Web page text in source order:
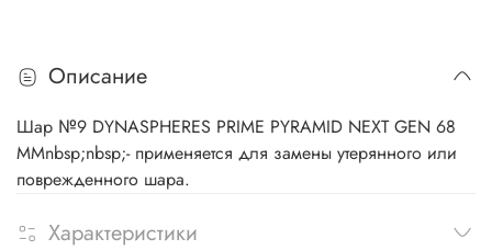
Описание
Шар №9 DYNASPHERES PRIME PYRAMID NEXT GEN 68
ММnbsp;nbsp;- применяется для замены утерянного или
поврежденного шара.
Характеристики